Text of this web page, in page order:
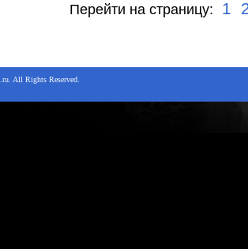
Перейти на страницу:
1
All Rights Reserved.